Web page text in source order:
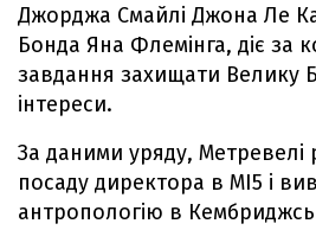
Джорджа Смайлі Джона Ле
Бонда Яна Флемінга, діє за
завдання захищати Велику
інтереси.
За даними уряду, Метревелі
посаду директора в MI5 і
антропологію в